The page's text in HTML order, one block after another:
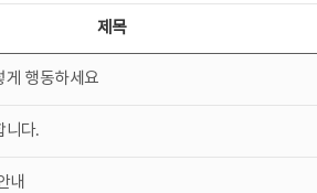
제목
게 행동하세요
니다.
내